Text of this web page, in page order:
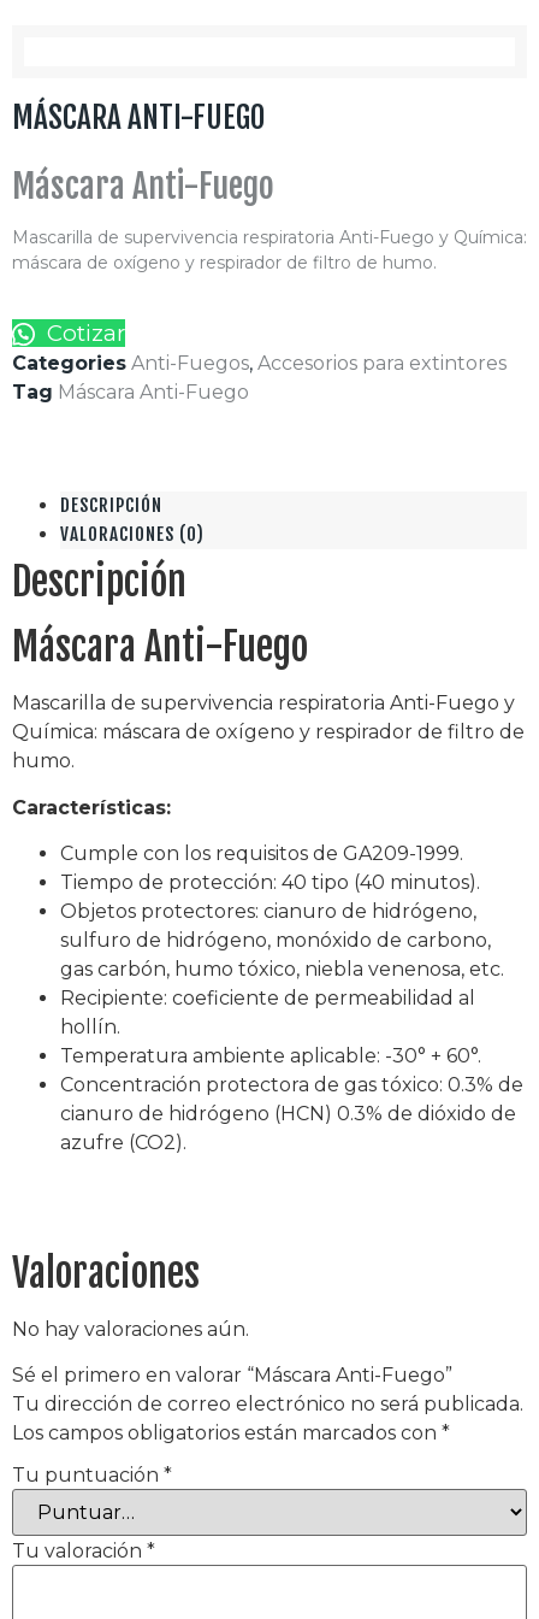
MÁSCARA ANTI-FUEGO
Máscara Anti-Fuego
Mascarilla de supervivencia respiratoria Anti-Fuego y Química:
máscara de oxígeno y respirador de filtro de humo.
Cotizar
Categories Anti-Fuegos, Accesorios para extintores
Tag Máscara Anti-Fuego
DESCRIPCIÓN
VALORACIONES (0)
Descripción
Máscara Anti-Fuego
Mascarilla de supervivencia respiratoria Anti-Fuego y
Química: máscara de oxígeno y respirador de filtro de
humo.
Características:
Cumple con los requisitos de GA209-1999.
Tiempo de protección: 40 tipo (40 minutos).
Objetos protectores: cianuro de hidrógeno,
sulfuro de hidrógeno, monóxido de carbono,
gas carbón, humo tóxico, niebla venenosa, etc.
Recipiente: coeficiente de permeabilidad al
hollín.
Temperatura ambiente aplicable: -30° + 60°.
Concentración protectora de gas tóxico: 0.3% de
cianuro de hidrógeno (HCN) 0.3% de dióxido de
azufre (CO2).
Valoraciones
No hay valoraciones aún.
Sé el primero en valorar “Máscara Anti-Fuego”
Tu dirección de correo electrónico no será publicada.
Los campos obligatorios están marcados con *
Tu puntuación *
Tu valoración *